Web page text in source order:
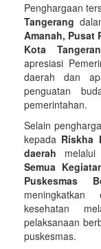
Penghargaan
Tangerang
Amanah, Pusat
Kota
apresiasi
daerah dan
penguatan
pemerintahan.
Selain
kepada Riskha
daerah melalui
Semua
Puskesmas
kesehatan
pelaksanaan
puskesmas.